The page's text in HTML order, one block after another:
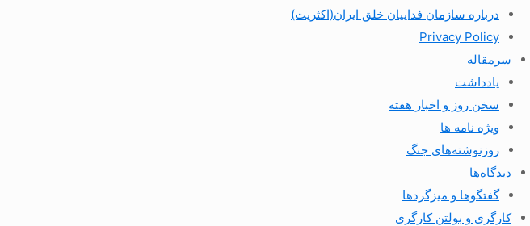
درباره سازمان فداییان خلق ایران(اکثریت)
Privacy Policy
سرمقاله
یادداشت
سخن روز و اخبار هفته
ویژه نامه ها
روزنوشته‌های جنگ
دیدگاه‌ها
گفتگوها و میزگردها
کارگری و بولتن کارگری